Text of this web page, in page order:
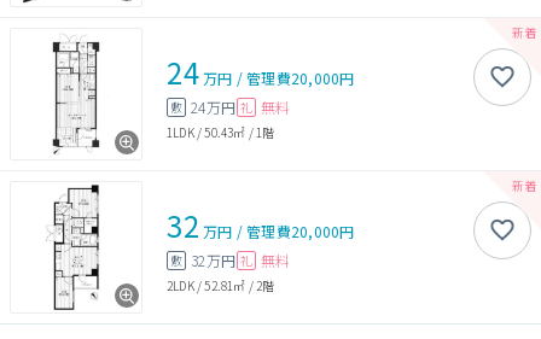
24万円 /管理費20,000円
敷 24万円 礼 無料
1LDK/50.43㎡ / 1階
32 万円 /管理費20,000円
敷 32万円 礼 無料
2LDK/52.81㎡ / 2階